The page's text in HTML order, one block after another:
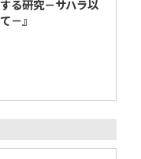
る研究－サハラ以
－』